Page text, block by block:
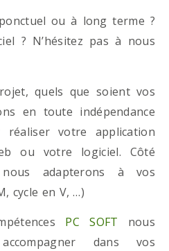
ou à long terme ?
? N’hésitez pas à nous
quels que soient vos
en toute indépendance
réaliser votre application
ou votre logiciel. Côté
nous adapterons à vos
cycle en V, …)
PC SOFT nous
dans vos